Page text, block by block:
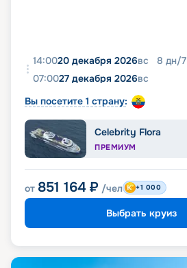
14:0020 декабря 2026вс 8 дн/7
07:0027 декабря 2026вс
Вы посетите 1 страну:
Celebrity Flora
ПРЕМИУМ
от 851 164 ₽ /чел +1 000
Выбрать круиз